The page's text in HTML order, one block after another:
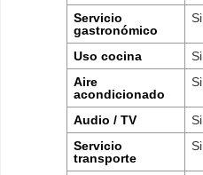
Servicio
gastronómico
Si
Uso cocina
Si
Aire
acondicionado
Si
Audio / TV
Si
Servicio
transporte
Si